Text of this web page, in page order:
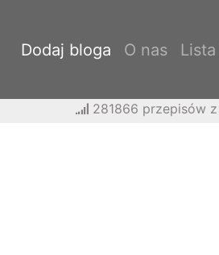
Dodaj bloga O nas
281866 przepisów